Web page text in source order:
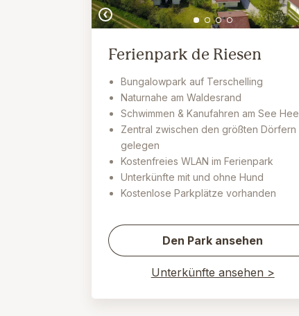
Ferienpark de Riesen
Bungalowpark auf Terschelling
Naturnahe am Waldesrand
Schwimmen & Kanufahren am See Hee
Zentral zwischen den größten Dörfern
gelegen
Kostenfreies WLAN im Ferienpark
Unterkünfte mit und ohne Hund
Kostenlose Parkplätze vorhanden
Den Park ansehen
Unterkünfte ansehen >